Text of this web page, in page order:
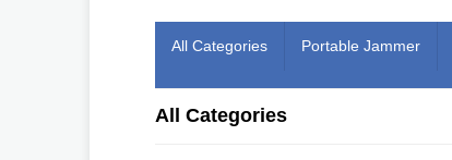
All Categories Portable Jammer
All Categories